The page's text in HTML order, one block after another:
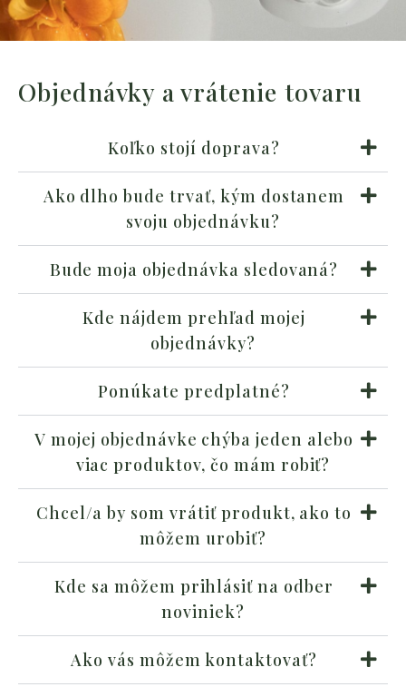
Objednávky a vrátenie tovaru
Koľko stojí doprava?
Ako dlho bude trvať, kým dostanem
svoju objednávku?
Bude moja objednávka sledovaná?
Kde nájdem prehľad mojej
objednávky?
Ponúkate predplatné?
V mojej objednávke chýba jeden alebo
viac produktov, čo mám robiť?
Chcel/a by som vrátiť produkt, ako to
môžem urobiť?
Kde sa môžem prihlásiť na odber
noviniek?
Ako vás môžem kontaktovať?